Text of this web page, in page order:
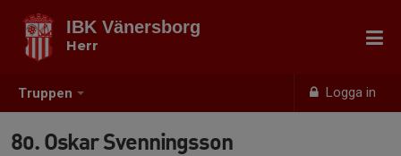
Truppen Logga in
IBK Vänersborg
Herr
80. Oskar Svenningsson